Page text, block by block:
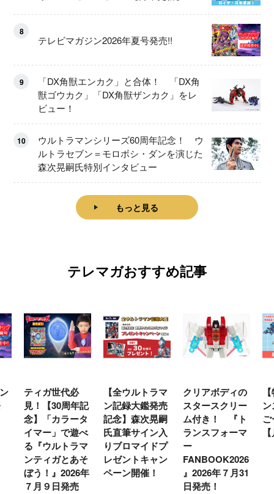
8
テレビマガジン2026年夏号発売!!
9
「DX角獣エンカク」と合体！ 「DX角
獣ゴウカク」「DX角獣ザンカク」をレ
ビュー！
10
ウルトラマンシリーズ60周年記念！ ウ
ルトラセブン＝モロボシ・ダンを演じた
森次晃嗣氏特別インタビュー
もっと見る
テレマガおすすめ記事
ティガ世代必
見！【30周年記
念】「カラータ
イマー」で遊べ
る『ウルトラマ
ンティガとあそ
ぼう！』2026年
７月９日発売
【全ウルトラマ
ン記録大鑑発売
記念】森次晃嗣
氏直筆サイン入
りブロマイドプ
レゼントキャン
ペーン開催！
クリアボディの
スタースクリー
ム付き！ 『ト
ランスフォーマ
ー
FANBOOK2026
』2026年７月31
日発売！